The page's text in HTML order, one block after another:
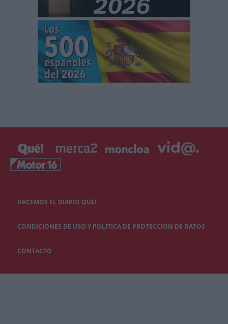
HACEMOS EL DIARIO QUÉ!
CONDICIONES DE USO Y POLÍTICA DE PROTECCIÓN DE DATOS
CONTACTO